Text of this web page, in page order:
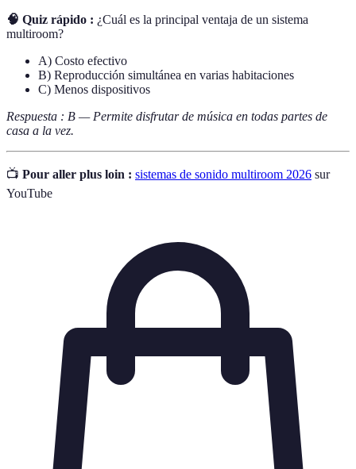
🧠 Quiz rápido : ¿Cuál es la principal ventaja de un sistema
multiroom?
A) Costo efectivo
B) Reproducción simultánea en varias habitaciones
C) Menos dispositivos
Respuesta : B — Permite disfrutar de música en todas partes de
casa a la vez.
📺 Pour aller plus loin : sistemas de sonido multiroom 2026 sur
YouTube